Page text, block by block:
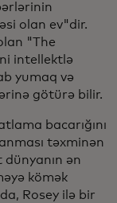
olan ev"dir.
"The
intellektlə
yumaq və
götürə bilir.
bacarığını
təxminən
ən
kömək
Rosey ilə bir